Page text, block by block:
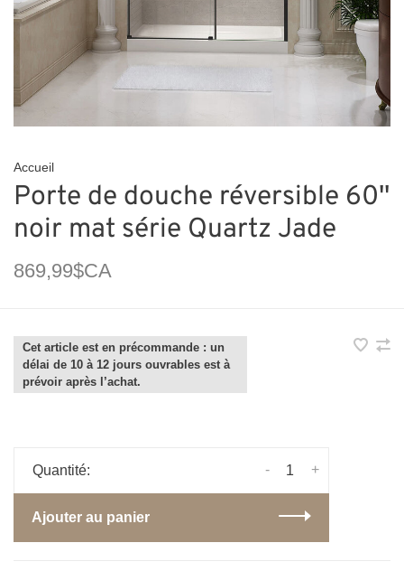
Accueil
Porte de douche réversible 60''
noir mat série Quartz Jade
869,99$CA
Cet article est en précommande : un
délai de 10 à 12 jours ouvrables est à
prévoir après l’achat.
Quantité: +
-
Ajouter au panier